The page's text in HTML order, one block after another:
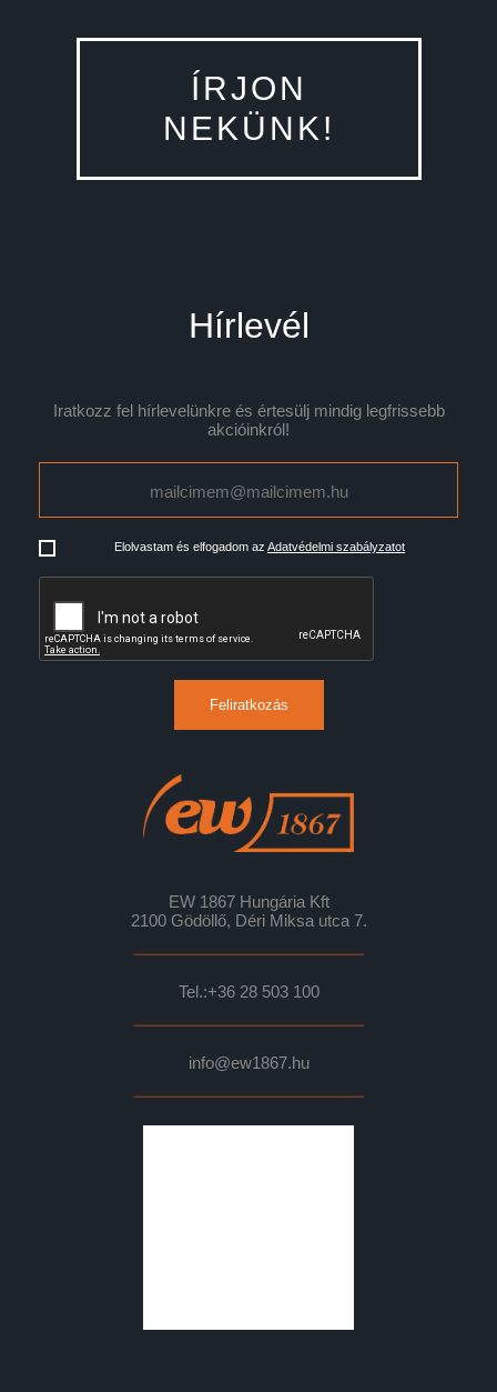
ÍRJON
NEKÜNK!
Hírlevél
Iratkozz fel hírlevelünkre és értesülj mindig legfrissebb
akcióinkról!
Elolvastam és elfogadom az Adatvédelmi szabályzatot
Feliratkozás
EW 1867 Hungária Kft
2100 Gödöllő, Déri Miksa utca 7.
Tel.:+36 28 503 100
info@ew1867.hu